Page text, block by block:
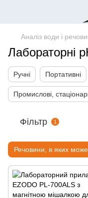
Аналіз води і
Лабораторні
Ручні Портативні
Промислові,
Фільтр 1
Речовини, в яких